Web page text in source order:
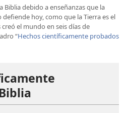
Biblia debido a enseñanzas que la
hoy, como que la Tierra es el
el mundo en seis días de
“Hechos científicamente probados